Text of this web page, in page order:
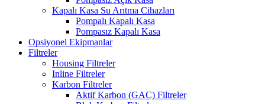
Kapalı Kasa Su Arıtma Cihazları
Pompalı Kapalı Kasa
Pompasız Kapalı Kasa
Opsiyonel Ekipmanlar
Filtreler
Housing Filtreler
Inline Filtreler
Karbon Filtreler
Aktif Karbon (GAC) Filtreler